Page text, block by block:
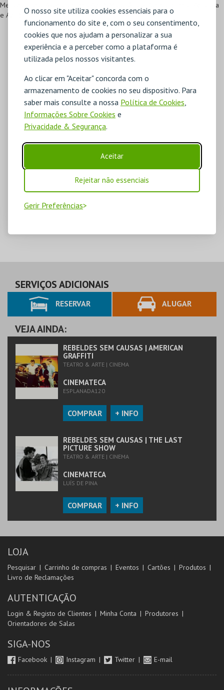
O nosso site utiliza cookies essenciais para o
funcionamento do site e, com o seu consentimento,
cookies que nos ajudam a personalizar a sua
experiência e a perceber como a plataforma é
utilizada pelos nossos visitantes.
Ao clicar em "Aceitar" concorda com o
armazenamento de cookies no seu dispositivo. Para
saber mais consulte a nossa Política de Cookies
Informações Sobre Cookies e
Privacidade & Segurança.
Aceitar
Rejeitar não essenciais
Gerir Preferências
Metropolitano: Avenida (Linha Azul), Marquês de Pombal (Linhas Amarela
e Azul)
SERVIÇOS ADICIONAIS
RESERVAR ALUGAR
VEJA AINDA:
REBELDES SEM CAUSAS | AMERICAN
GRAFFITI
TEATRO & ARTE | CINEMA
CINEMATECA
ESPLANADA120
COMPRAR + INFO
REBELDES SEM CAUSAS | THE LAST
PICTURE SHOW
TEATRO & ARTE | CINEMA
CINEMATECA
LUÍS DE PINA
COMPRAR + INFO
LOJA
Pesquisar Carrinho de compras Eventos Cartões
Produtos
Livro de Reclamações
AUTENTICAÇÃO
Login & Registo de Clientes Minha Conta
Produtores
Orientadores de Salas
SIGA-NOS
Facebook Instagram Twitter E-mail